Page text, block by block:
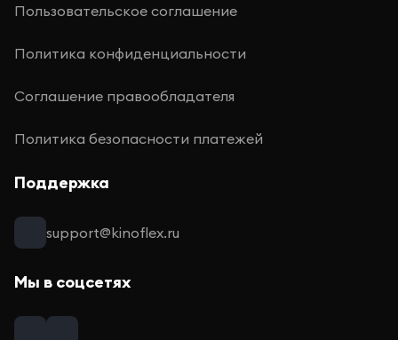
Пользовательское соглашение
Политика конфиденциальности
Соглашение правообладателя
Политика безопасности платежей
Поддержка
support@kinoflex.ru
Мы в соцсетях